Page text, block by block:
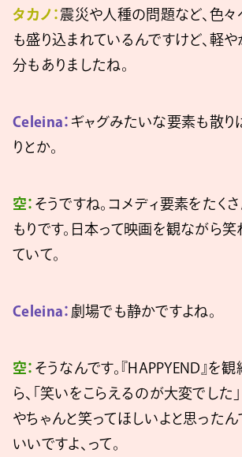
タカノ： 震災や人種の問題など、色
も盛り込まれているんですけど、軽
分もありましたね。
Celeina： ギャグみたいな要素も散り
りとか。
空： そうですね。コメディ要素をたく
もりです。日本って映画を観ながら
ていて。
Celeina： 劇場でも静かですよね。
空： そうなんです。『HAPPYEND』を
ら、「笑いをこらえるのが大変でした
やちゃんと笑ってほしいよと思ったん
いいですよ、って。